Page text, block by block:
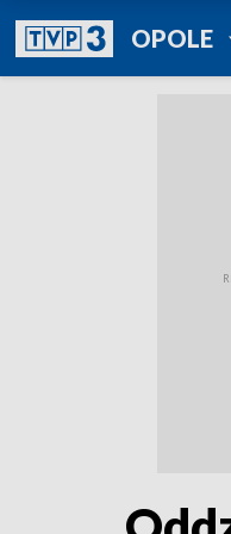
OPOLE
TVP